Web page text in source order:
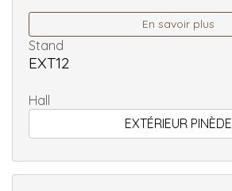
En savoir plus
Stand
EXT12
Hall
EXTÉRIEUR PINÈDE